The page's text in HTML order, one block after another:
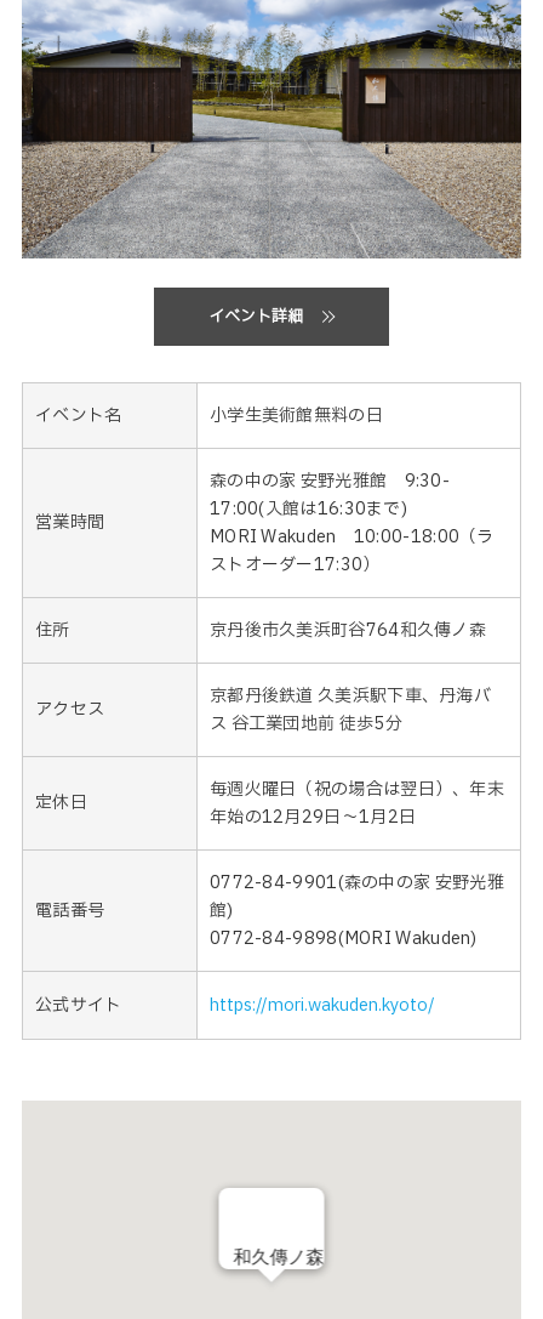
イベント詳細
イベント名 小学生美術館無料の日
営業時間
森の中の家 安野光雅館 9:30-
17:00(入館は16:30まで)
MORI Wakuden 10:00-18:00（ラ
ストオーダー17:30）
住所 京丹後市久美浜町谷764和久傳ノ森
アクセス
京都丹後鉄道 久美浜駅下車、丹海バ
ス 谷工業団地前 徒歩5分
定休日
毎週火曜日（祝の場合は翌日）、年末
年始の12月29日〜1月2日
電話番号
0772-84-9901(森の中の家 安野光雅
館)
0772-84-9898(MORI Wakuden)
公式サイト https://mori.wakuden.kyoto/
和久傳ノ森